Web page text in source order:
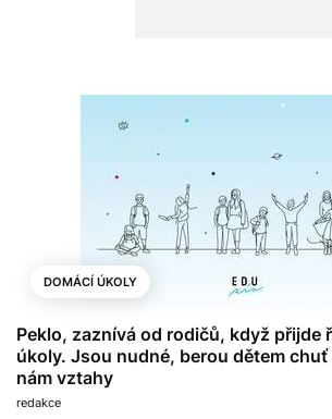
DOMÁCÍ ÚKOLY
Peklo, zaznívá od rodičů, když přijde
úkoly. Jsou nudné, berou dětem chuť
nám vztahy
redakce